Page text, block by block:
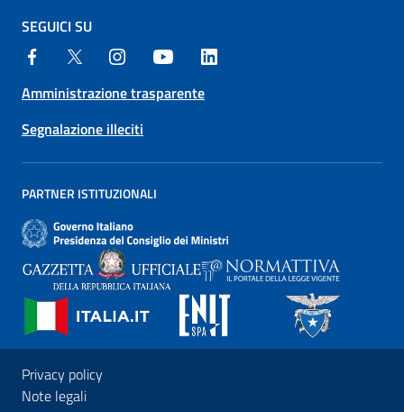
SEGUICI SU
Amministrazione trasparente
Segnalazione illeciti
PARTNER ISTITUZIONALI
Privacy policy
Note legali